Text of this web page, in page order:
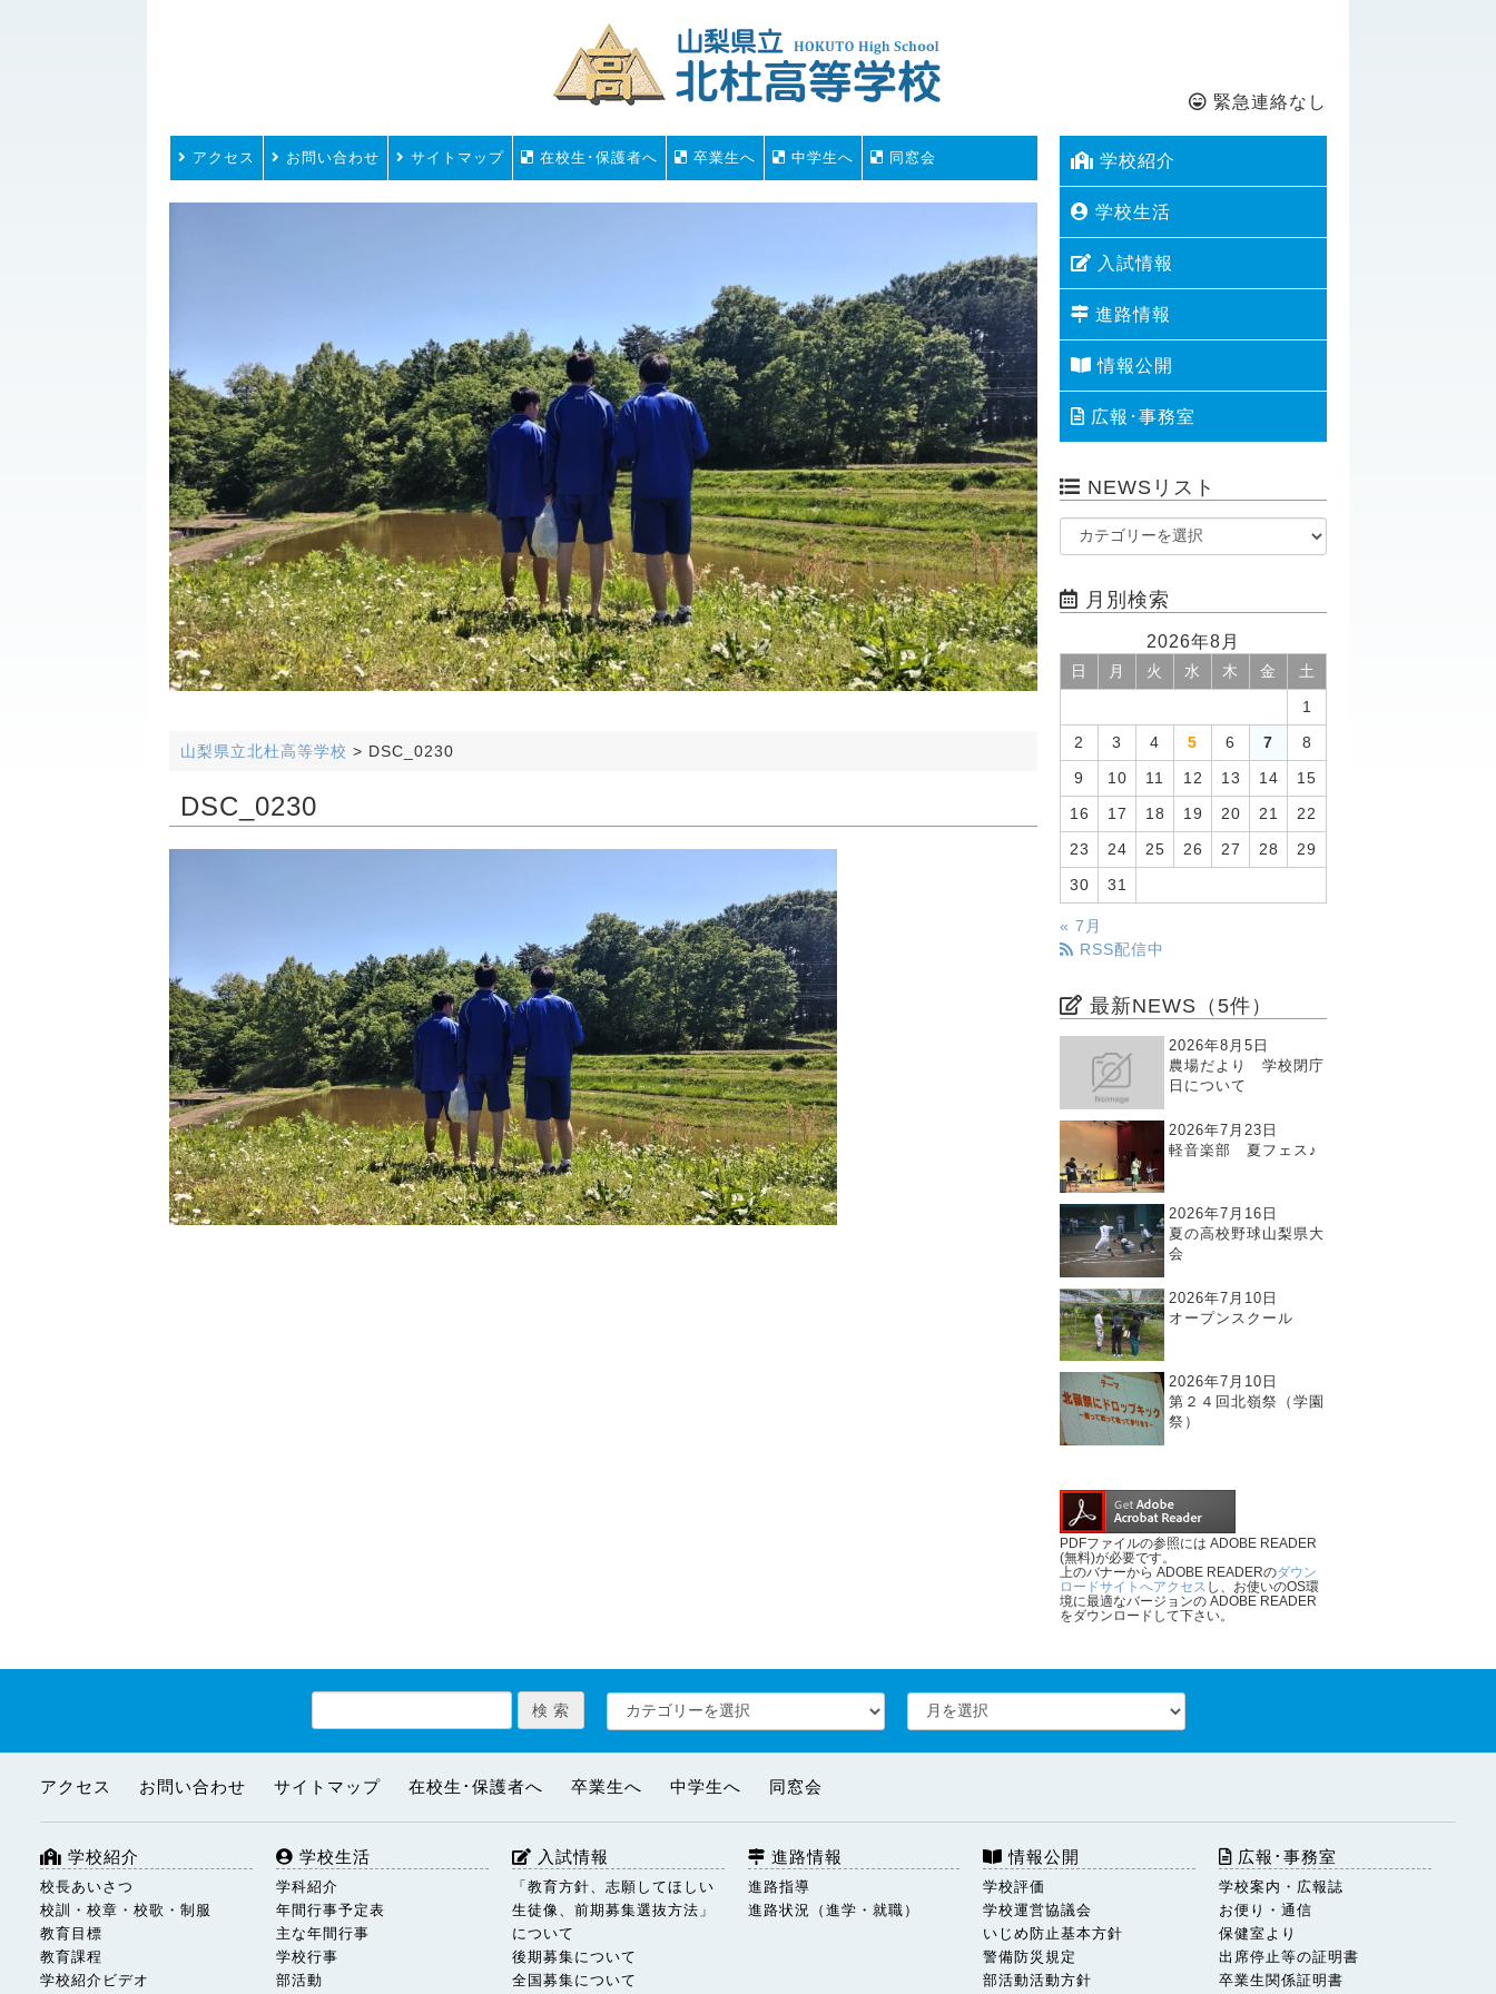
緊急連絡なし
アクセス お問い合わせ サイトマップ 在校生･保護者へ 卒業生へ 中学生へ 同窓会
山梨県立北杜高等学校 > DSC_0230
DSC_0230
学校紹介
学校生活
入試情報
進路情報
情報公開
広報･事務室
NEWSリスト
月別検索
2026年8月
日 月 火 水 木 金 土
1
2 3 4 5 6 7 8
9 10 11 12 13 14 15
16 17 18 19 20 21 22
23 24 25 26 27 28 29
30 31
« 7月
RSS配信中
最新NEWS（5件）
2026年8月5日
農場だより 学校閉庁
日について
2026年7月23日
軽音楽部 夏フェス♪
2026年7月16日
夏の高校野球山梨県大
会
2026年7月10日
オープンスクール
2026年7月10日
第２４回北嶺祭（学園
祭）
PDFファイルの参照には ADOBE READER
(無料)が必要です。
上のバナーから ADOBE READERのダウン
ロードサイトへアクセス し、お使いのOS環
境に最適なバージョンの ADOBE READER
をダウンロードして下さい。
アクセス お問い合わせ サイトマップ 在校生･保護者へ 卒業生へ 中学生へ 同窓会
学校紹介
校長あいさつ
校訓・校章・校歌・制服
教育目標
教育課程
学校紹介ビデオ
学校生活
学科紹介
年間行事予定表
主な年間行事
学校行事
部活動
入試情報
「教育方針、志願してほしい
生徒像、前期募集選抜方法」
について
後期募集について
全国募集について
進路情報
進路指導
進路状況（進学・就職）
情報公開
学校評価
学校運営協議会
いじめ防止基本方針
警備防災規定
部活動活動方針
広報･事務室
学校案内・広報誌
お便り・通信
保健室より
出席停止等の証明書
卒業生関係証明書